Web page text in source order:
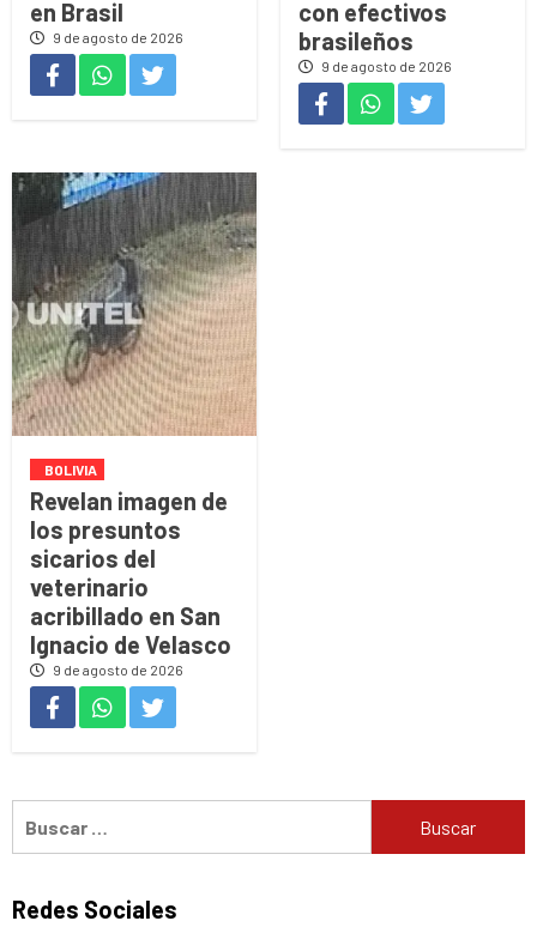
en Brasil
9 de agosto de 2026
con efectivos
brasileños
9 de agosto de 2026
BOLIVIA
Revelan imagen de
los presuntos
sicarios del
veterinario
acribillado en San
Ignacio de Velasco
9 de agosto de 2026
Redes Sociales